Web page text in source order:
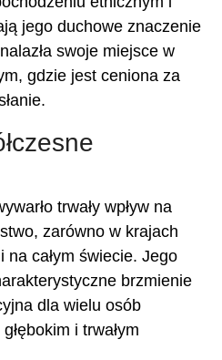
jego duchowe znaczenie
swoje miejsce w
gdzie jest ceniona za
trwały wpływ na
zarówno w krajach
całym świecie. Jego
brzmienie
dla wielu osób
i trwałym